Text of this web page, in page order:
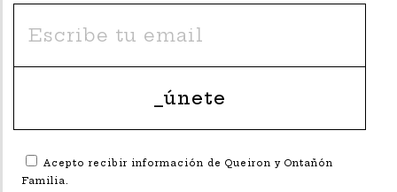
Acepto recibir información de Queiron y Ontañón
Familia.